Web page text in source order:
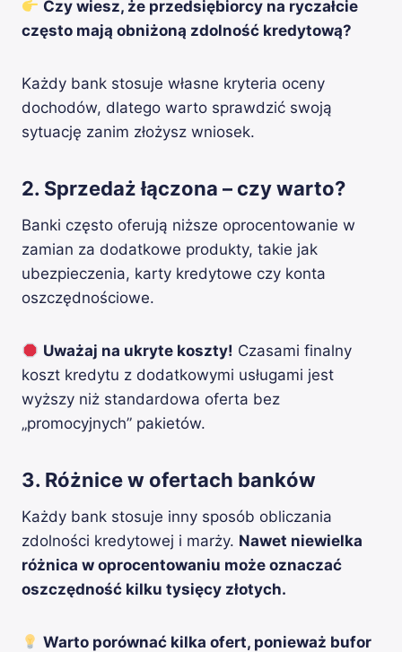
Czy wiesz, że przedsiębiorcy na ryczałcie
często mają obniżoną zdolność kredytową?
Każdy bank stosuje własne kryteria oceny
dochodów, dlatego warto sprawdzić swoją
sytuację zanim złożysz wniosek.
2. Sprzedaż łączona – czy warto?
Banki często oferują niższe oprocentowanie w
zamian za dodatkowe produkty, takie jak
ubezpieczenia, karty kredytowe czy konta
oszczędnościowe.
Uważaj na ukryte koszty! Czasami finalny
koszt kredytu z dodatkowymi usługami jest
wyższy niż standardowa oferta bez
„promocyjnych” pakietów.
3. Różnice w ofertach banków
Każdy bank stosuje inny sposób obliczania
zdolności kredytowej i marży. Nawet niewielka
różnica w oprocentowaniu może oznaczać
oszczędność kilku tysięcy złotych.
Warto porównać kilka ofert, ponieważ bufor